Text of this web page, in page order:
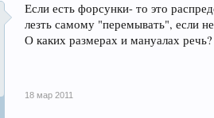
Если есть форсунки- то это
лезть самому "перемывать", если
О каких размерах и мануалах речь?
18 мар 2011